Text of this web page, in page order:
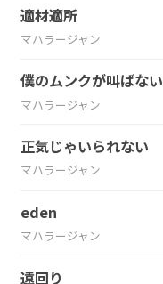
適材適所
マハラージャン
僕のムンクが叫ばない
マハラージャン
正気じゃいられない
マハラージャン
eden
マハラージャン
遠回り